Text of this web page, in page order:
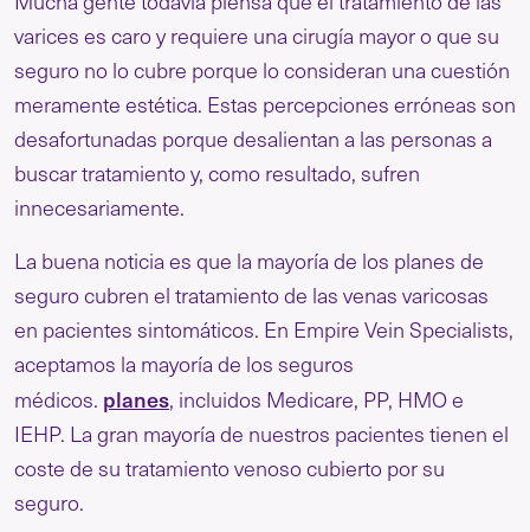
varices es caro y requiere una cirugía mayor o que su
seguro no lo cubre porque lo consideran una cuestión
meramente estética. Estas percepciones erróneas son
desafortunadas porque desalientan a las personas a
buscar tratamiento y, como resultado, sufren
innecesariamente.
La buena noticia es que la mayoría de los planes de
seguro cubren el tratamiento de las venas varicosas
en pacientes sintomáticos. En Empire Vein Specialists,
aceptamos la mayoría de los seguros
médicos. planes, incluidos Medicare, PP, HMO e
IEHP. La gran mayoría de nuestros pacientes tienen el
coste de su tratamiento venoso cubierto por su
seguro.